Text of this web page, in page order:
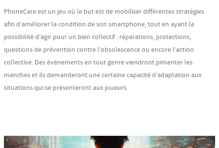
PhoneCare est un jeu où le but est de mobiliser différentes stratégies
afin d’améliorer la condition de son smartphone, tout en ayant la
possibilité d’agir pour un bien collectif : réparations, protections,
questions de prévention contre l’obsolescence ou encore l’action
collective. Des événements en tout genre viendront pimenter les
manches et ils demanderont une certaine capacité d’adaptation aux
situations qui se présenteront aux joueurs.